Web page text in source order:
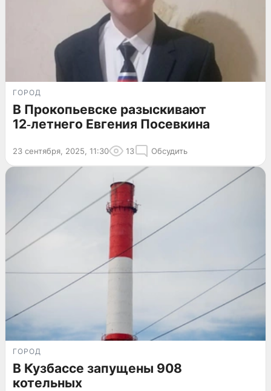
ГОРОД
В Прокопьевске разыскивают
12‑летнего Евгения Посевкина
23 сентября, 2025, 11:30 13 Обсудить
ГОРОД
В Кузбассе запущены 908
котельных